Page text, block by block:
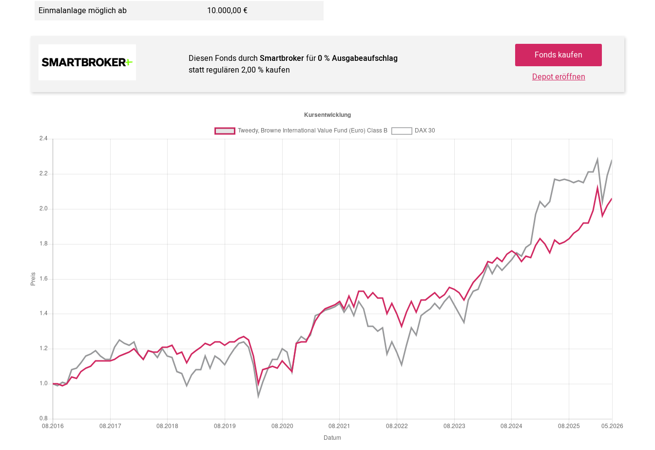
Einmalanlage möglich ab
10.000,00 €
Diesen Fonds durchSmartbrokerfür0 % Ausgabeaufschlag
statt regulären 2,00 % kaufen
Fonds kaufen
Depot eröffnen